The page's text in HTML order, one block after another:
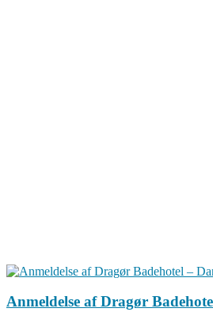
Anmeldelse af Dragør